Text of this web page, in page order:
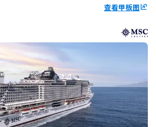
查看甲板图ungroup